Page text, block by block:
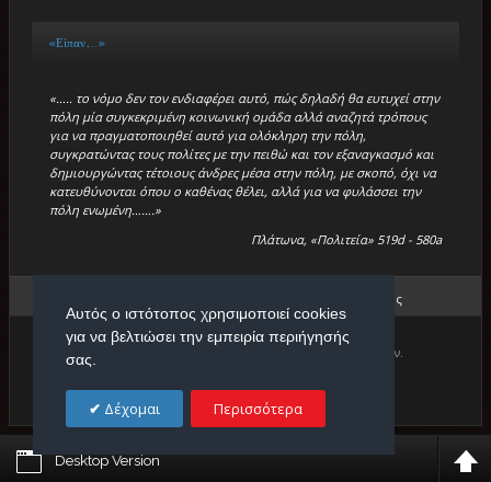
«Είπαν…..»
«….. το νόμο δεν τον ενδιαφέρει αυτό, πώς δηλαδή θα ευτυχεί στην
πόλη μία συγκεκριμένη κοινωνική ομάδα αλλά αναζητά τρόπους
για να πραγματοποιηθεί αυτό για ολόκληρη την πόλη,
συγκρατώντας τους πολίτες με την πειθώ και τον εξαναγκασμό και
δημιουργώντας τέτοιους άνδρες μέσα στην πόλη, με σκοπό, όχι να
κατευθύνονται όπου ο καθένας θέλει, αλλά για να φυλάσσει την
πόλη ενωμένη…….»
Πλάτωνα, «Πολιτεία» 519d - 580a
Σωστό - Λάθος
Copyright © 2026. Πρότυπο Κέντρο Φιλολογικών Μαθημάτων.
Desktop Version
Αυτός ο ιστότοπος χρησιμοποιεί cookies
για να βελτιώσει την εμπειρία περιήγησής
σας.
Δέχομαι Περισσότερα